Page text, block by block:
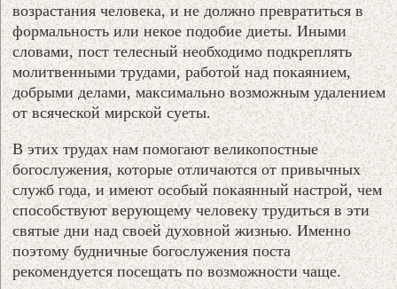
возрастания человека, и не должно превратиться в
формальность или некое подобие диеты. Иными
словами, пост телесный необходимо подкреплять
молитвенными трудами, работой над покаянием,
добрыми делами, максимально возможным удалением
от всяческой мирской суеты.
В этих трудах нам помогают великопостные
богослужения, которые отличаются от привычных
служб года, и имеют особый покаянный настрой, чем
способствуют верующему человеку трудиться в эти
святые дни над своей духовной жизнью. Именно
поэтому будничные богослужения поста
рекомендуется посещать по возможности чаще.